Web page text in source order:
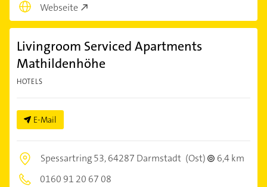
Webseite
Livingroom Serviced Apartments
Mathildenhöhe
HOTELS
E-Mail
Spessartring 53,64287 Darmstadt (Ost)
6,4 km
0160 91 20 67 08